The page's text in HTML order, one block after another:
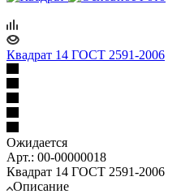
Квадрат 14 ГОСТ 2591-2006
Ожидается
Арт.: 00-00000018
Квадрат 14 ГОСТ 2591-2006
Описание